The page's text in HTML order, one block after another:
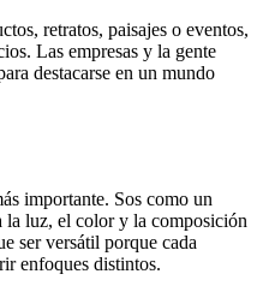
retratos, paisajes o eventos,
Las empresas y la gente
destacarse en un mundo
importante. Sos como un
la luz, el color y la composición
ser versátil porque cada
enfoques distintos.